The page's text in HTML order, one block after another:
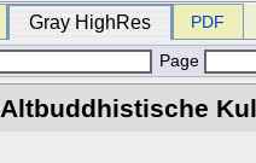
Gray HighRes PDF
Page
Altbuddhistische